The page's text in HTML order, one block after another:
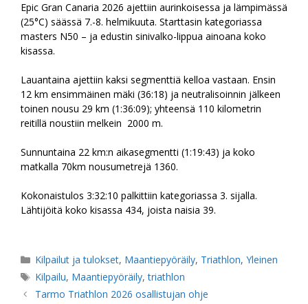
Epic Gran Canaria 2026 ajettiin aurinkoisessa ja lämpimässä
(25°C) säässä 7.-8. helmikuuta. Starttasin kategoriassa
masters N50 – ja edustin sinivalko-lippua ainoana koko
kisassa.
Lauantaina ajettiin kaksi segmenttiä kelloa vastaan. Ensin
12 km ensimmäinen mäki (36:18) ja neutralisoinnin jälkeen
toinen nousu 29 km (1:36:09); yhteensä 110 kilometrin
reitillä noustiin melkein 2000 m.
Sunnuntaina 22 km:n aikasegmentti (1:19:43) ja koko
matkalla 70km nousumetrejä 1360.
Kokonaistulos 3:32:10 palkittiin kategoriassa 3. sijalla.
Lähtijöitä koko kisassa 434, joista naisia 39.
Kategoriat
Kilpailut ja tulokset, Maantiepyöräily, Triathlon,Yleinen
Avainsanat
Kilpailu, Maantiepyöräily,triathlon
Tarmo Triathlon 2026 osallistujan ohje